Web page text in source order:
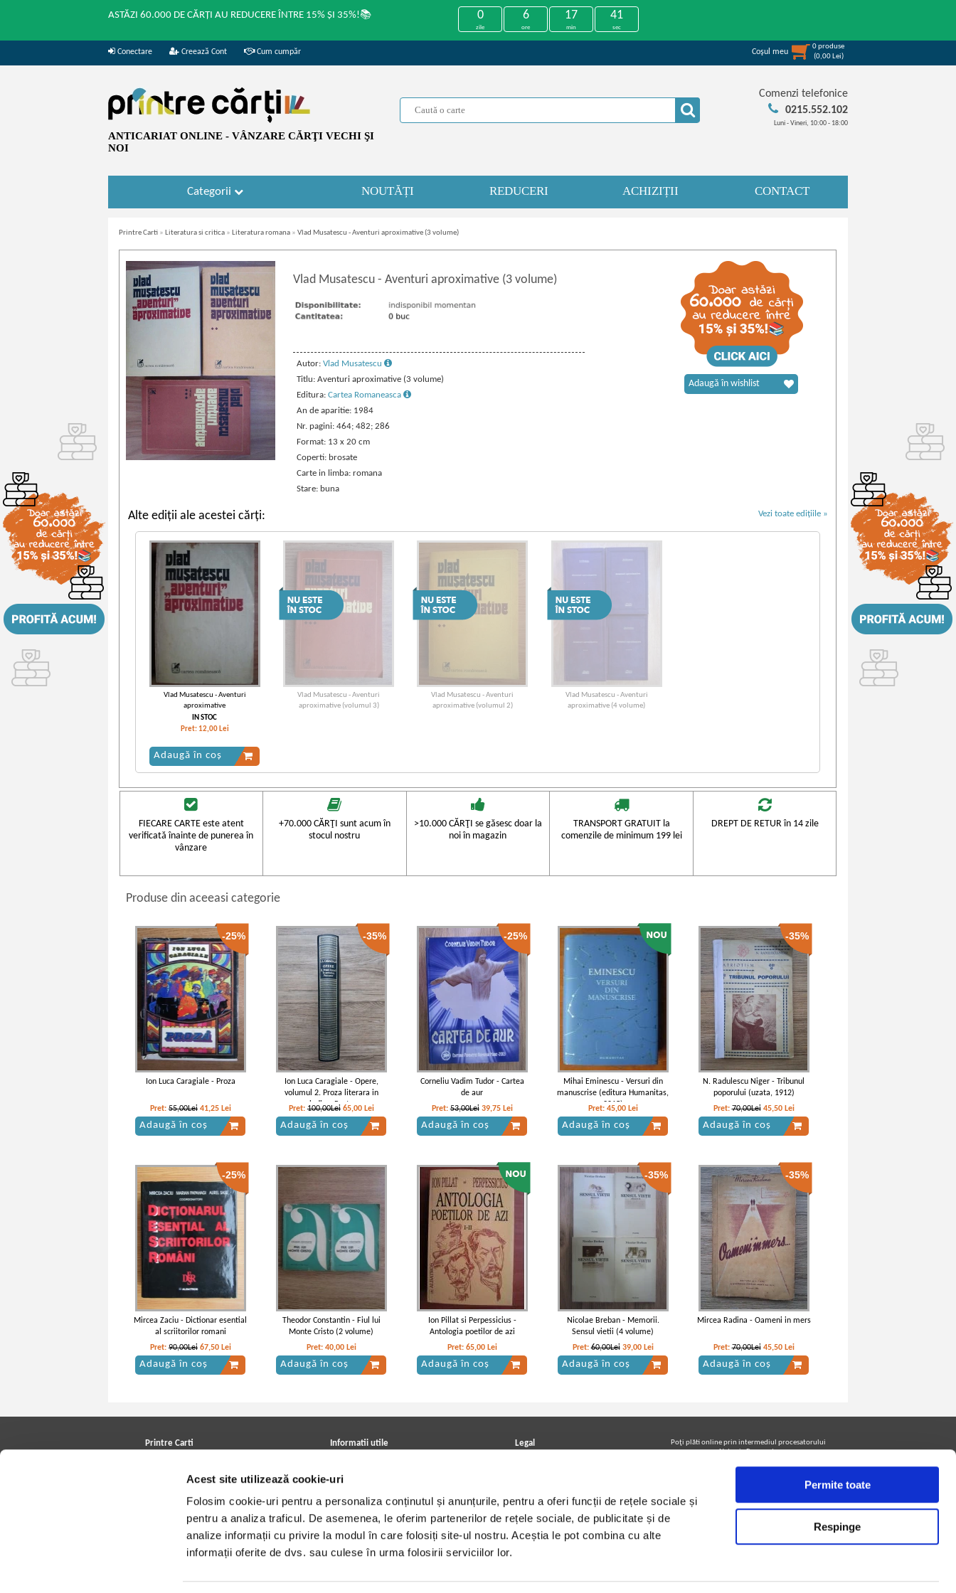
Acest site utilizează cookie-uri
Folosim cookie-uri pentru a personaliza conținutul și anunțurile, pentru a oferi funcții de rețele sociale și
pentru a analiza traficul. De asemenea, le oferim partenerilor de rețele sociale, de publicitate și de
analize informații cu privire la modul în care folosiți site-ul nostru. Aceștia le pot combina cu alte
informații oferite de dvs. sau culese în urma folosirii serviciilor lor.
Permite toate
Respinge
ASTĂZI 60.000 DE CĂRȚI AU REDUCERE ÎNTRE 15% ȘI 35%!📚 0
zile
6
ore
17
min
41
sec
Conectare Creează Cont Cum cumpăr Coşul meu
0produse
(0,00 Lei)
ANTICARIAT ONLINE - VÂNZARE CĂRŢI VECHI ŞI
NOI
Comenzi telefonice
0215.552.102
Luni - Vineri, 10:00 - 18:00
Categorii NOUTĂȚI REDUCERI ACHIZIȚII CONTACT
Printre Carti » Literatura si critica » Literatura romana » Vlad Musatescu - Aventuri aproximative (3 volume)
Vlad Musatescu - Aventuri aproximative (3 volume)
Autor: Vlad Musatescu
Titlu: Aventuri aproximative (3 volume)
Editura: Cartea Romaneasca
An de aparitie: 1984
Nr. pagini: 464; 482; 286
Format: 13 x 20 cm
Coperti: brosate
Carte in limba: romana
Stare: buna
Adaugă în wishlist
Alte ediții ale acestei cărți: Vezi toate edițiile »
Vlad Musatescu - Aventuri
aproximative
IN STOC
Pret: 12,00 Lei
Adaugă în coș
Vlad Musatescu - Aventuri
aproximative (volumul 3)
Vlad Musatescu - Aventuri
aproximative (volumul 2)
Vlad Musatescu - Aventuri
aproximative (4 volume)
FIECARE CARTE este atent
verificată înainte de punerea în
vânzare
+70.000 CĂRŢI sunt acum în
stocul nostru
>10.000 CĂRŢI se găsesc doar la
noi în magazin
TRANSPORT GRATUIT la
comenzile de minimum 199 lei
DREPT DE RETUR în 14 zile
Produse din aceeasi categorie
-25%
Ion Luca Caragiale - Proza
Pret: 55,00Lei 41,25 Lei
Adaugă în coș
-35%
Ion Luca Caragiale - Opere,
volumul 2. Proza literara in
periodice. Postume
Pret:100,00Lei 65,00 Lei
Adaugă în coș
-25%
Corneliu Vadim Tudor - Cartea
de aur
Pret:53,00Lei 39,75 Lei
Adaugă în coș
Mihai Eminescu - Versuri din
manuscrise (editura Humanitas,
2015)
Pret: 45,00 Lei
Adaugă în coș
-35%
N. Radulescu Niger - Tribunul
poporului (uzata, 1912)
Pret:70,00Lei 45,50 Lei
Adaugă în coș
-25%
Mircea Zaciu - Dictionar esential
al scriitorilor romani
Pret: 90,00Lei 67,50 Lei
Adaugă în coș
Theodor Constantin - Fiul lui
Monte Cristo (2 volume)
Pret: 40,00 Lei
Adaugă în coș
Ion Pillat si Perpessicius -
Antologia poetilor de azi
Pret: 65,00 Lei
Adaugă în coș
-35%
Nicolae Breban - Memorii.
Sensul vietii (4 volume)
Pret:60,00Lei 39,00 Lei
Adaugă în coș
-35%
Mircea Radina - Oameni in mers
Pret:70,00Lei 45,50 Lei
Adaugă în coș
Printre Carti
Cele mai căutate cărți
Blog Printre Carti
Cărţi sub 8 lei
Informatii utile
Achizitii viniluri, casete, CD/DVD
Cum cumpar?
Retur comenzi
Angajari - Cariere
Legal
Termeni si conditii
Poţi plăti online prin intermediul procesatorului
Netopia Payments
Urmăreşte-ne pe facebook pentru a fi la curent cu
promoţiile PrintreCarti.ro